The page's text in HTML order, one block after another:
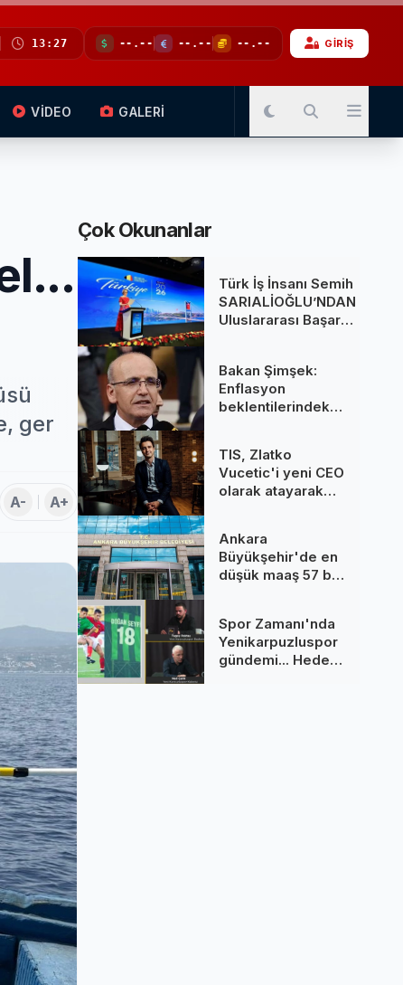
13:27 --.-- --.-- --.-- GİRİŞ
VİDEO GALERİ
ger
A- A+
Çok Okunanlar
Türk İş İnsanı Semih
SARIALİOĞLU’NDAN
Uluslararası Başarı:
Katıldığı Zirvede
Stratejik İmza
Bakan Şimşek:
Enflasyon
beklentilerindeki
güçlendiriyor
TIS, Zlatko
Vucetic'i yeni CEO
olarak atayarak
odaklanıyor
Ankara
Büyükşehir'de en
düşük maaş 57 bin
Spor Zamanı'nda
Yenikarpuzluspor
gündemi... Hedef